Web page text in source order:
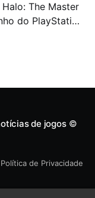
The Master
do PlayStation
de jogos©
Política de Privacidade